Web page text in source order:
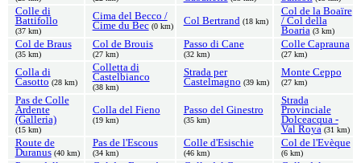
Colle di
Battifollo
(37 km)
Cima del Becco /
Cime du Bec (0 km) Col Bertrand (18 km)
Col de la Boaïre
/ Col della
Boaria (3 km)
Col de Braus
(35 km)
Col de Brouis
(27 km)
Passo di Cane
(32 km)
Colle Caprauna
(27 km)
Colla di
Casotto (28 km)
Colletta di
Castelbianco
(38 km)
Strada per
Castelmagno (39 km)
Monte Ceppo
(27 km)
Pas de Colle
Ardente
(Galleria)
(15 km)
Colla del Fieno
(19 km)
Passo del Ginestro
(35 km)
Strada
Provinciale
Dolceacqua -
Val Roya (31 km)
Route de
Duranus (40 km)
Pas de l'Escous
(34 km)
Colle d'Esischie
(46 km)
Col de l'Evèque
(6 km)